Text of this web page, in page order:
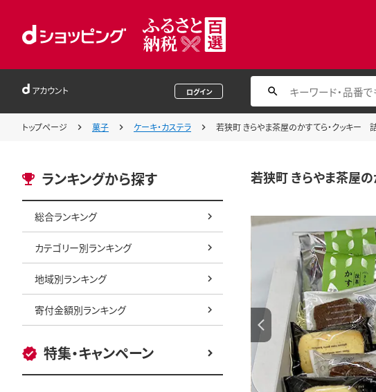
アカウント ログイン
トップページ 菓子 ケーキ・カステラ 若狭町 きらやま茶屋のかすてら・クッキー
ランキングから探す
総合ランキング
カテゴリー別ランキング
地域別ランキング
寄付金額別ランキング
特集・キャンペーン
若狭町 きらやま茶屋